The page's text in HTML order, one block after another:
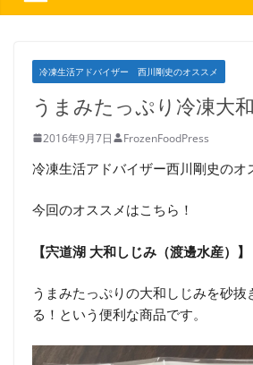
から新ブランド『ニッ
ん。』～”おいしさ”を
冷凍生活アドバイザー 西川剛史のオススメ
うまみたっぷり冷凍大
2016年9月7日 FrozenFoodPress
冷凍生活アドバイザー西川剛史のオ
今回のオススメはこちら！
【宍道湖 大和しじみ（渡邊水産）】
うまみたっぷりの大和しじみを砂抜
る！という便利な商品です。